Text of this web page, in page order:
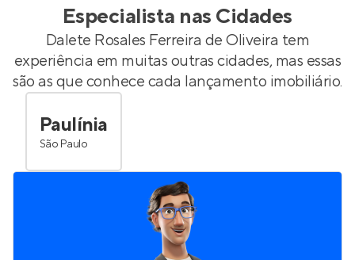
Especialista nas Cidades
Dalete Rosales Ferreira de Oliveira tem
experiência em muitas outras cidades, mas essas
são as que conhece cada lançamento imobiliário.
Paulínia
São Paulo